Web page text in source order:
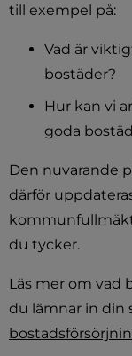
till exempel på:
Vad är
bostäder?
Hur kan vi
goda
Den nuvarande
därför
du tycker.
Läs mer om vad